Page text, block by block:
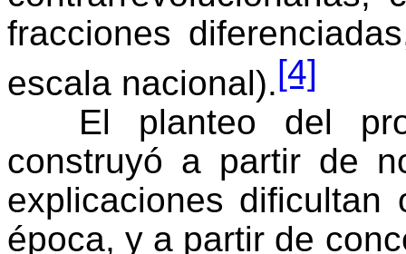
fracciones
escala nacional).[4]
El planteo del
construyó a partir de
explicaciones
época, y a partir de